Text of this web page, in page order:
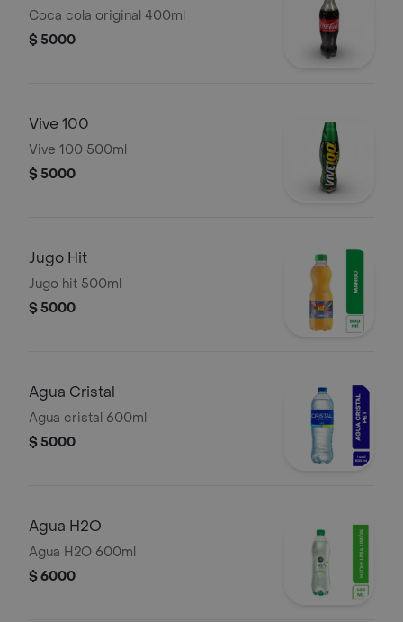
Coca cola original 400ml
$ 5000
Vive 100
Vive 100 500ml
$ 5000
Jugo Hit
Jugo hit 500ml
$ 5000
Agua Cristal
Agua cristal 600ml
$ 5000
Agua H2O
Agua H2O 600ml
$ 6000